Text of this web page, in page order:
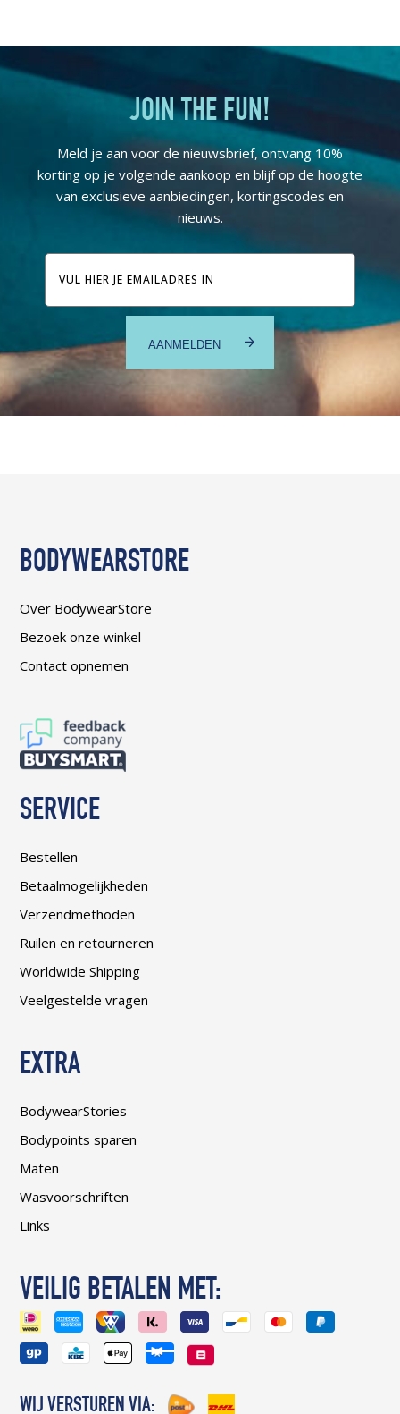
JOIN THE FUN!
Meld je aan voor de nieuwsbrief, ontvang 10%
korting op je volgende aankoop en blijf op de hoogte
van exclusieve aanbiedingen, kortingscodes en
nieuws.
E-
mailadres
BODYWEARSTORE
Over BodywearStore
Bezoek onze winkel
Contact opnemen
SERVICE
Bestellen
Betaalmogelijkheden
Verzendmethoden
Ruilen en retourneren
Worldwide Shipping
Veelgestelde vragen
EXTRA
BodywearStories
Bodypoints sparen
Maten
Wasvoorschriften
Links
VEILIG BETALEN MET:
WIJ VERSTUREN VIA: